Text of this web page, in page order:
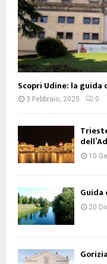
Scopri Udine: la guida
3 Febbraio, 2025 0
10
Guida
20